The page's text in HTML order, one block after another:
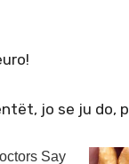
jo se ju do,